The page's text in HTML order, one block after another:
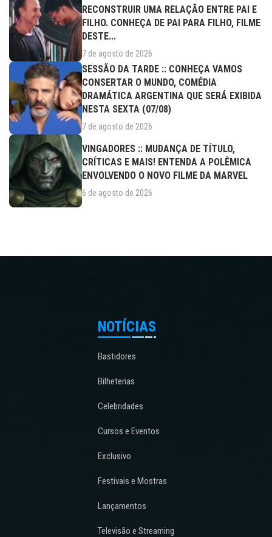
RECONSTRUIR UMA RELAÇÃO ENTRE PAI E
FILHO. CONHEÇA DE PAI PARA FILHO, FILME
DESTE...
7 de agosto de 2026
SESSÃO DA TARDE :: CONHEÇA VAMOS
CONSERTAR O MUNDO, COMÉDIA
DRAMÁTICA ARGENTINA QUE SERÁ EXIBIDA
NESTA SEXTA (07/08)
7 de agosto de 2026
VINGADORES :: MUDANÇA DE TÍTULO,
CRÍTICAS E MAIS! ENTENDA A POLÊMICA
ENVOLVENDO O NOVO FILME DA MARVEL
6 de agosto de 2026
NOTÍCIAS
Bastidores
Bilheterias
Celebridades
Cursos e Eventos
Exclusivo
Festivais e Mostras
Lançamentos
Televisão e Streaming